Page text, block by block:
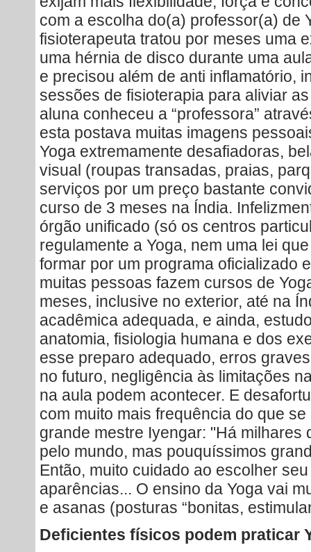
com a escolha do(a) professor(a) de
fisioterapeuta tratou por meses uma
uma hérnia de disco durante uma
e precisou além de anti inflamatório,
sessões de fisioterapia para aliviar
aluna conheceu a “professora”
esta postava muitas imagens
Yoga extremamente desafiadoras,
visual (roupas transadas, praias,
serviços por um preço bastante
curso de 3 meses na Índia.
órgão unificado (só os centros
regulamente a Yoga, nem uma lei
formar por um programa oficializado
muitas pessoas fazem cursos de
meses, inclusive no exterior, até na
acadêmica adequada, e ainda,
anatomia, fisiologia humana e dos
esse preparo adequado, erros
no futuro, negligência às limitações
na aula podem acontecer. E
com muito mais frequência do que
grande mestre Iyengar: "Há milhares
pelo mundo, mas pouquíssimos
Então, muito cuidado ao escolher
aparências... O ensino da Yoga vai
e asanas (posturas “bonitas,
Deficientes físicos podem praticar